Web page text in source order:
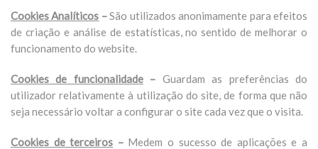
Cookies Analíticos –São utilizados anonimamente para efeitos
de criação e análise de estatísticas, no sentido de melhorar o
funcionamento do website.
Cookies de funcionalidade– Guardam as preferências do
utilizador relativamente à utilização do site, de forma que não
seja necessário voltar a configurar o site cada vez que o visita.
Cookies de terceiros –Medem o sucesso de aplicações e a